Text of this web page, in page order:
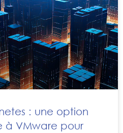
: une option
à VMware pour